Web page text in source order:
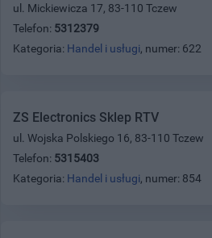
ul. Mickiewicza 17, 83-110 Tczew
Telefon: 5312379
Kategoria: Handel i usługi, numer: 622
ZS Electronics Sklep RTV
ul. Wojska Polskiego 16, 83-110 Tczew
Telefon: 5315403
Kategoria: Handel i usługi, numer: 854